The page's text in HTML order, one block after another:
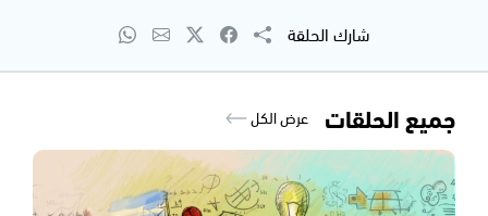
شارك الحلقة
جميع الحلقات عرض الكل